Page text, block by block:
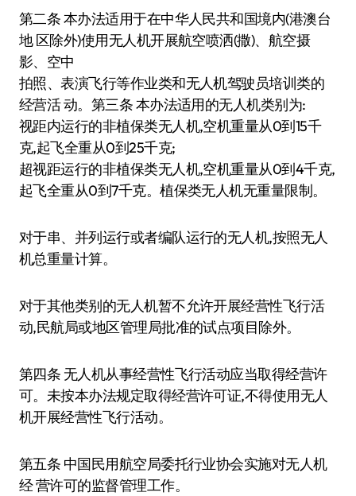
第二条 本办法适用于在中华人民共和国境内(港澳台
地 区除外)使用无人机开展航空喷洒(撒)、航空摄
影、空中
拍照、表演飞行等作业类和无人机驾驶员培训类的
经营活 动。第三条 本办法适用的无人机类别为:
视距内运行的非植保类无人机,空机重量从0到15千
克,起飞全重从0到25千克;
超视距运行的非植保类无人机,空机重量从0到4千克,
起飞全重从0到7千克。植保类无人机无重量限制。
对于串、并列运行或者编队运行的无人机,按照无人
机总重量计算。
对于其他类别的无人机暂不允许开展经营性飞行活
动,民航局或地区管理局批准的试点项目除外。
第四条 无人机从事经营性飞行活动应当取得经营许
可。未按本办法规定取得经营许可证,不得使用无人
机开展经营性飞行活动。
第五条 中国民用航空局委托行业协会实施对无人机
经 营许可的监督管理工作。